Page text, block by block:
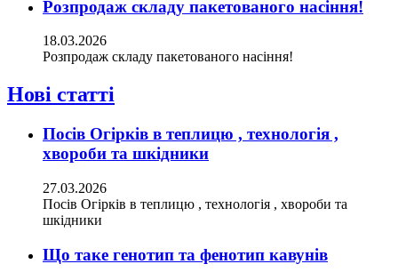
Розпродаж складу пакетованого насіння!
18.03.2026
Розпродаж складу пакетованого насіння!
Нові статті
Посів Огірків в теплицю , технологія ,
хвороби та шкідники
27.03.2026
Посів Огірків в теплицю , технологія , хвороби та
шкідники
Що таке генотип та фенотип кавунів